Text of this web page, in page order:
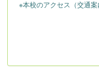
※本校のアクセス（交通案